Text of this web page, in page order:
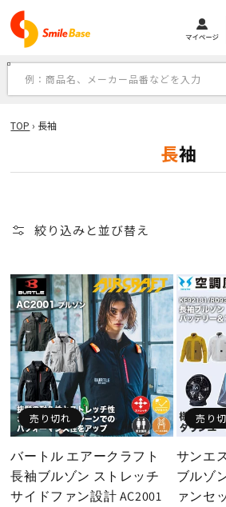
例：商品名、メーカー品番などを入力
TOP › 長袖
長袖
レ
:
絞り込みと並び替え
売り切れ
バートル エアークラフト
長袖ブルゾン ストレッチ
サイドファン設計 AC2001
売り
サンエ
ブルゾ
ァンセ